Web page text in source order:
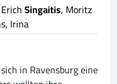
Singaitis, Moritz
Irina
in Ravensburg eine